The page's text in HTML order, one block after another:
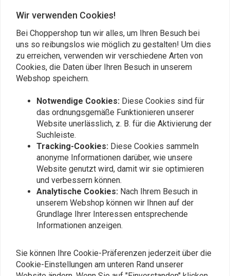
Abonnieren
Bei Fragen zu Ihrer Bestellung,
Reparaturen oder allgemeinen
Informationen können Sie uns
jederzeit auf eine der folgenden Arten
Gotenburgweg 46a, 9723 TM Groningen (The Netherlands)
info@choppershop.com
Wir verwenden Cookies!
Bei Choppershop tun wir alles, um Ihren Besuch bei
uns so reibungslos wie möglich zu gestalten! Um dies
zu erreichen, verwenden wir verschiedene Arten von
Cookies, die Daten über Ihren Besuch in unserem
Webshop speichern.
Notwendige Cookies: Diese Cookies sind für
das ordnungsgemäße Funktionieren unserer
Website unerlässlich, z. B. für die Aktivierung der
Suchleiste.
Tracking-Cookies: Diese Cookies sammeln
anonyme Informationen darüber, wie unsere
Website genutzt wird, damit wir sie optimieren
und verbessern können.
Analytische Cookies: Nach Ihrem Besuch in
unserem Webshop können wir Ihnen auf der
Grundlage Ihrer Interessen entsprechende
Informationen anzeigen.
Sie können Ihre Cookie-Präferenzen jederzeit über die
Cookie-Einstellungen am unteren Rand unserer